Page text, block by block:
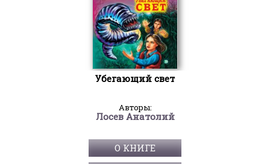
Убегающий свет
Авторы:
Лосев Анатолий
О КНИГЕ